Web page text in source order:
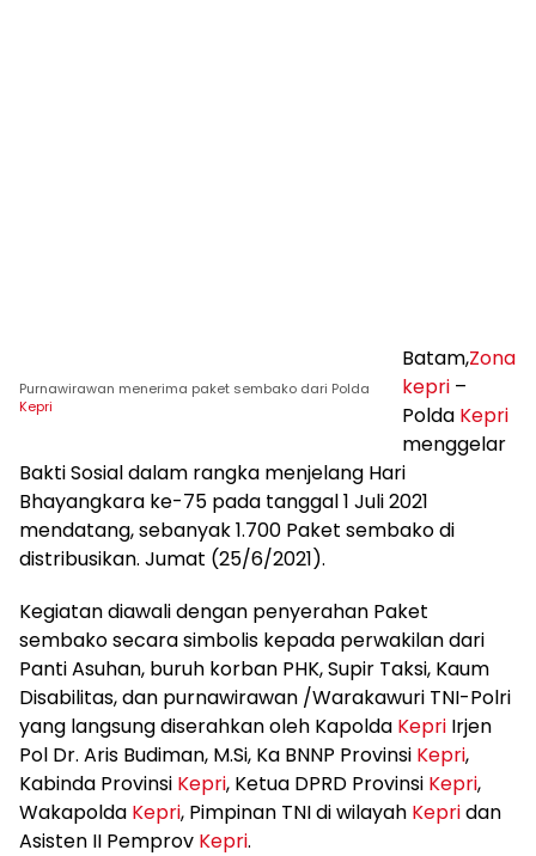
Purnawirawan menerima paket sembako dari Polda
Kepri
Batam,Zona
kepri –
Polda Kepri
menggelar
Bakti Sosial dalam rangka menjelang Hari
Bhayangkara ke-75 pada tanggal 1 Juli 2021
mendatang, sebanyak 1.700 Paket sembako di
distribusikan. Jumat (25/6/2021).
Kegiatan diawali dengan penyerahan Paket
sembako secara simbolis kepada perwakilan dari
Panti Asuhan, buruh korban PHK, Supir Taksi, Kaum
Disabilitas, dan purnawirawan /Warakawuri TNI-Polri
yang langsung diserahkan oleh Kapolda Kepri Irjen
Pol Dr. Aris Budiman, M.Si, Ka BNNP Provinsi Kepri,
Kabinda Provinsi Kepri, Ketua DPRD Provinsi Kepri,
Wakapolda Kepri, Pimpinan TNI di wilayah Kepridan
Asisten II Pemprov Kepri.